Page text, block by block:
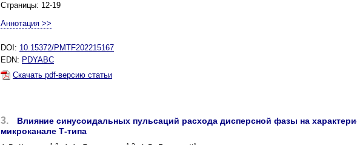
Страницы: 12-19
Аннотация >>
DOI: 10.15372/PMTF202215167
EDN: PDYABC
Скачать pdf-версию статьи
3.
Влияние синусоидальных пульсаций расхода дисперсной фазы на
микроканале Т-типа